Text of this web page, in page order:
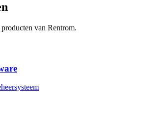
van Rentrom.